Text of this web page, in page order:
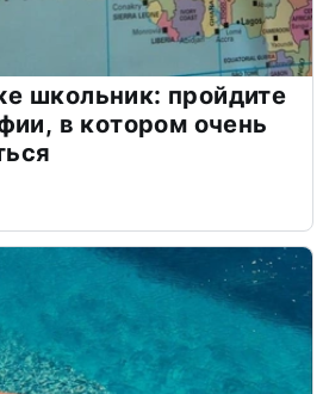
школьник: пройдите
в котором очень